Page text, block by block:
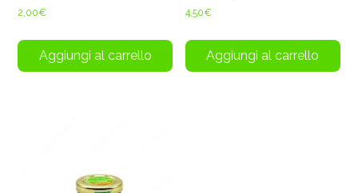
2,00€
Aggiungi al carrello
4,50€
Aggiungi al carrello